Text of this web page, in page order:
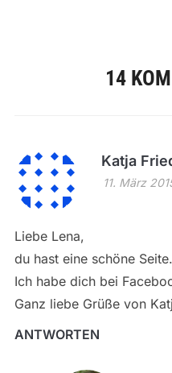
14
Katja
11. März
Liebe Lena,
du hast eine schöne Seite.
Ich habe dich bei
Ganz liebe Grüße von
ANTWORTEN